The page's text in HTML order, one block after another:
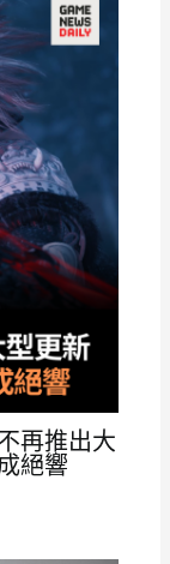
再推出大
絕響